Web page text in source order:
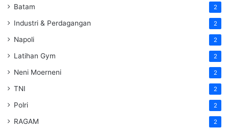
Batam 2
Industri & Perdagangan 2
Napoli 2
Latihan Gym 2
Neni Moerneni 2
TNI 2
Polri 2
RAGAM 2